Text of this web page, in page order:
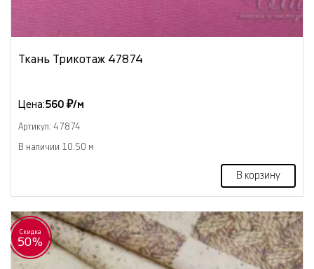
Ткань Трикотаж 47874
Цена:560 ₽/м
Артикул: 47874
В наличии 10.50 м
В корзину
Скидка
50%